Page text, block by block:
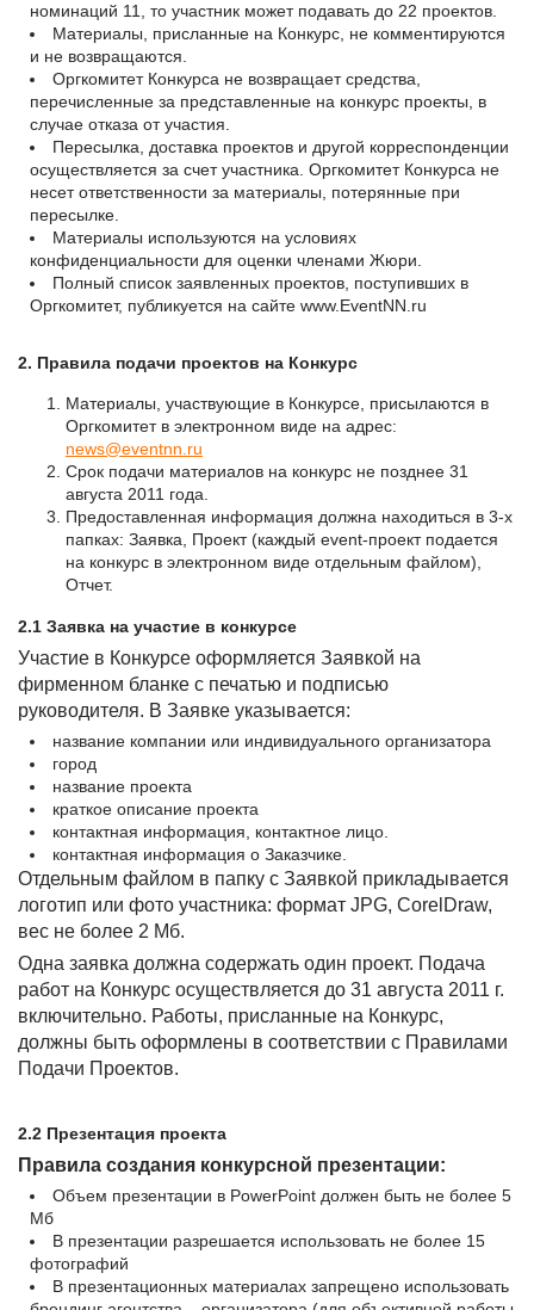
номинаций 11, то участник может подавать до 22 проектов.
Материалы, присланные на Конкурс, не комментируются
и не возвращаются.
Оргкомитет Конкурса не возвращает средства,
перечисленные за представленные на конкурс проекты, в
случае отказа от участия.
Пересылка, доставка проектов и другой корреспонденции
осуществляется за счет участника. Оргкомитет Конкурса не
несет ответственности за материалы, потерянные при
пересылке.
Материалы используются на условиях
конфиденциальности для оценки членами Жюри.
Полный список заявленных проектов, поступивших в
Оргкомитет, публикуется на сайте www.EventNN.ru
2. Правила подачи проектов на Конкурс
Материалы, участвующие в Конкурсе, присылаются в
Оргкомитет в электронном виде на адрес:
news@eventnn.ru
Срок подачи материалов на конкурс не позднее 31
августа 2011 года.
Предоставленная информация должна находиться в 3-х
папках: Заявка, Проект (каждый event-проект подается
на конкурс в электронном виде отдельным файлом),
Отчет.
2.1 Заявка на участие в конкурсе
Участие в Конкурсе оформляется Заявкой на
фирменном бланке с печатью и подписью
руководителя. В Заявке указывается:
название компании или индивидуального организатора
город
название проекта
краткое описание проекта
контактная информация, контактное лицо.
контактная информация о Заказчике.
Отдельным файлом в папку с Заявкой прикладывается
логотип или фото участника: формат JPG, CorelDraw,
вес не более 2 Мб.
Одна заявка должна содержать один проект. Подача
работ на Конкурс осуществляется до 31 августа 2011 г.
включительно. Работы, присланные на Конкурс,
должны быть оформлены в соответствии с Правилами
Подачи Проектов.
2.2 Презентация проекта
Правила создания конкурсной презентации:
Объем презентации в PowerPoint должен быть не более 5
Мб
В презентации разрешается использовать не более 15
фотографий
В презентационных материалах запрещено использовать